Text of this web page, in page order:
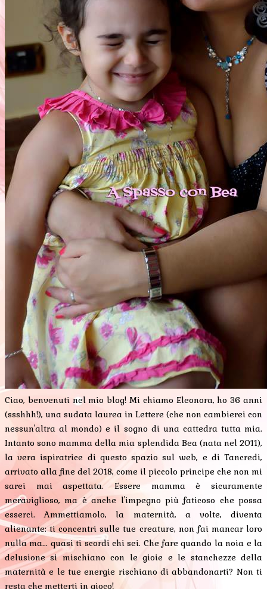
Ciao, benvenuti nel mio blog! Mi chiamo Eleonora, ho 36 anni
(ssshhh!), una sudata laurea in Lettere (che non cambierei con
nessun'altra al mondo) e il sogno di una cattedra tutta mia.
Intanto sono mamma della mia splendida Bea (nata nel 2011),
la vera ispiratrice di questo spazio sul web, e di Tancredi,
arrivato alla fine del 2018, come il piccolo principe che non mi
sarei mai aspettata. Essere mamma è sicuramente
meraviglioso, ma è anche l'impegno più faticoso che possa
esserci. Ammettiamolo, la maternità, a volte, diventa
alienante: ti concentri sulle tue creature, non fai mancar loro
nulla ma... quasi ti scordi chi sei. Che fare quando la noia e la
delusione si mischiano con le gioie e le stanchezze della
maternità e le tue energie rischiano di abbandonarti? Non ti
resta che metterti in gioco!